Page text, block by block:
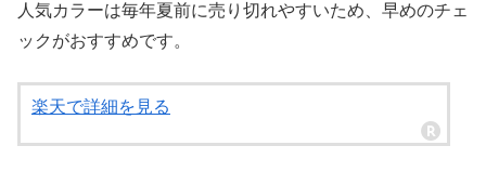
人気カラーは毎年夏前に売り切れやすいため、早めのチェ
ックがおすすめです。
楽天で詳細を見る